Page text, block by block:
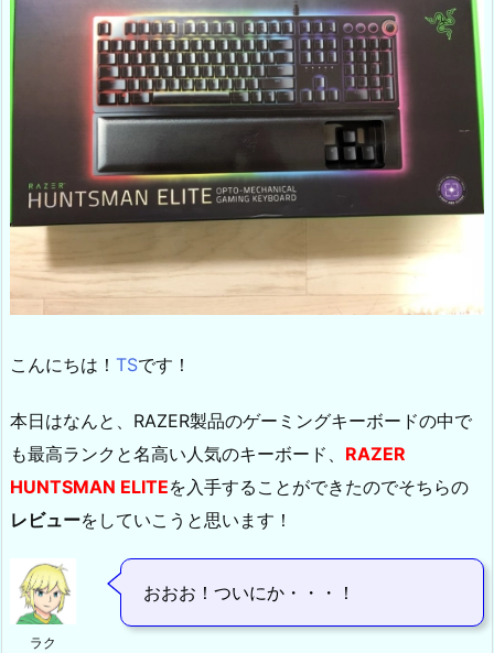
こんにちは！ TSです！
本日はなんと、RAZER製品のゲーミングキーボードの中で
も最高ランクと名高い人気のキーボード、 RAZER
HUNTSMAN ELITEを入手することができたのでそちらの
レビューをしていこうと思います！
ラク
おおお！ついにか・・・！